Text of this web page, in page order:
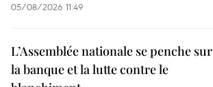
05/08/2026 11:49
L’Assemblée nationale se penche sur
la banque et la lutte contre le